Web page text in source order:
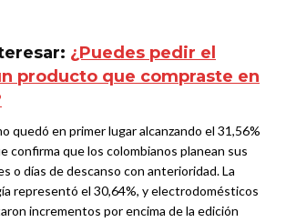
¿Puedes pedir el
producto que compraste en
quedó en primer lugar alcanzando el 31,56%
confirma que los colombianos planean sus
o días de descanso con anterioridad. La
representó el 30,64%, y electrodomésticos
incrementos por encima de la edición